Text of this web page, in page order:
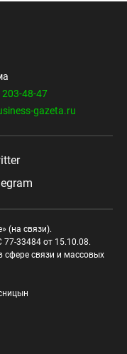
48-47
gazeta.ru
(на связи).
33484 от 15.10.08.
сфере связи и массовых